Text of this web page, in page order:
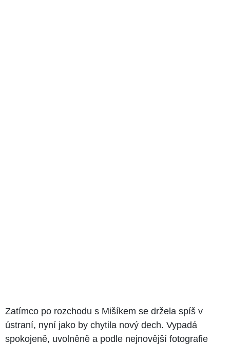
Zatímco po rozchodu s Mišíkem se držela spíš v
ústraní, nyní jako by chytila nový dech. Vypadá
spokojeně, uvolněně a podle nejnovější fotografie